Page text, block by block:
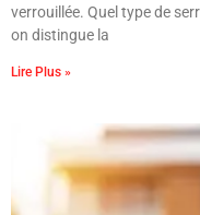
verrouillée. Quel type de
on distingue la
Lire Plus »